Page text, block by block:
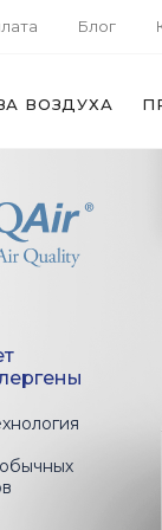
Блог
ВОЗДУХА